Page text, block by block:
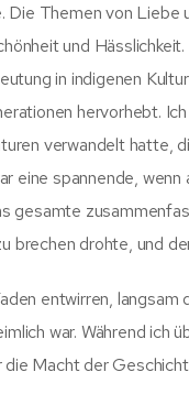
Themen von
und
in indigenen
hervorhebt.
verwandelt hatte,
eine spannende,
brechen drohte, und
entwirren,
war. Während ich
Macht der